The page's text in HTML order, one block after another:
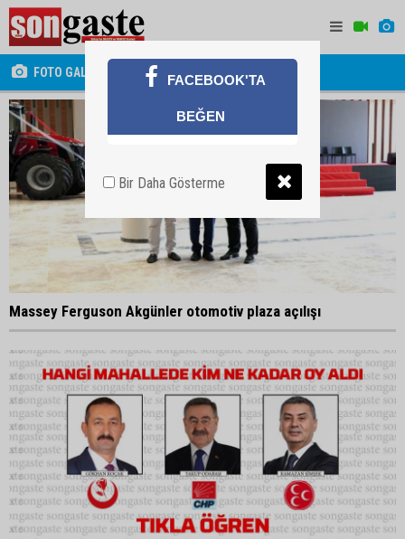
FOTO GALERİ
Massey Ferguson Akgünler otomotiv plaza açılışı
FACEBOOK'TA
BEĞEN
Bir Daha Gösterme